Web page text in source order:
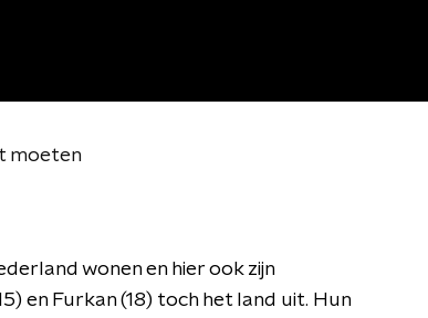
moeten
wonen en hier ook zijn
en Furkan (18) toch het land uit. Hun